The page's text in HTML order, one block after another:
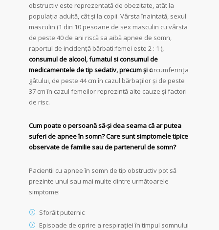
obstructiv este reprezentată de obezitate, atât la
populația adultă, cât și la copii. Vârsta înaintată, sexul
masculin (1 din 10 pesoane de sex masculin cu vârsta
de peste 40 de ani riscă sa aibă apnee de somn,
raportul de incidență bărbati:femei este 2 : 1 ),
consumul de alcool, fumatul si consumul de
medicamentele de tip sedativ, precum și circumferința
gâtului, de peste 44 cm în cazul bărbaților și de peste
37 cm în cazul femeilor reprezintă alte cauze și factori
de risc.
Cum poate o persoană să-și dea seama că ar putea
suferi de apnee în somn? Care sunt simptomele tipice
observate de familie sau de partenerul de somn?
Pacientii cu apnee în somn de tip obstructiv pot să
prezinte unul sau mai multe dintre următoarele
simptome:
Sforăit puternic
Episoade de oprire a respirației în timpul somnului